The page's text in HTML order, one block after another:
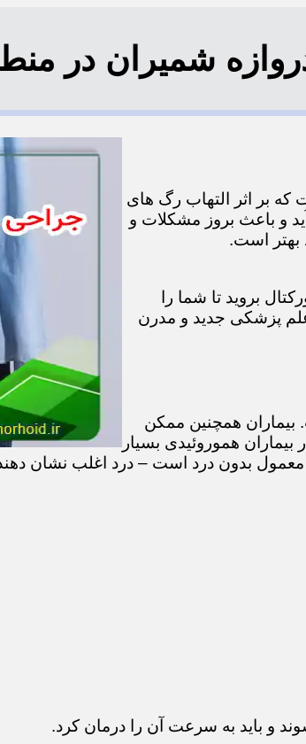
شمیران در منطقه 12
که بر اثر التهاب رگ های
و باعث بروز مشکلات و
است.
بروید تا شما را
علم پزشکی جدید و مدرن
بیماران همچنین ممکن
هموروئیدی بسیار
بدون درد است – درد اغلب نشان
و باید به سرعت آن را درمان کرد.